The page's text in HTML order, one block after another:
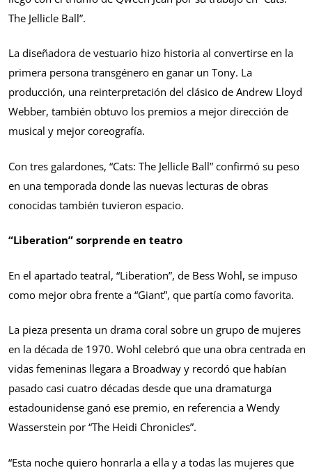
The Jellicle Ball”.
La diseñadora de vestuario hizo historia al convertirse en la
primera persona transgénero en ganar un Tony. La
producción, una reinterpretación del clásico de Andrew Lloyd
Webber, también obtuvo los premios a mejor dirección de
musical y mejor coreografía.
Con tres galardones, “Cats: The Jellicle Ball” confirmó su peso
en una temporada donde las nuevas lecturas de obras
conocidas también tuvieron espacio.
“Liberation” sorprende en teatro
En el apartado teatral, “Liberation”, de Bess Wohl, se impuso
como mejor obra frente a “Giant”, que partía como favorita.
La pieza presenta un drama coral sobre un grupo de mujeres
en la década de 1970. Wohl celebró que una obra centrada en
vidas femeninas llegara a Broadway y recordó que habían
pasado casi cuatro décadas desde que una dramaturga
estadounidense ganó ese premio, en referencia a Wendy
Wasserstein por “The Heidi Chronicles”.
“Esta noche quiero honrarla a ella y a todas las mujeres que